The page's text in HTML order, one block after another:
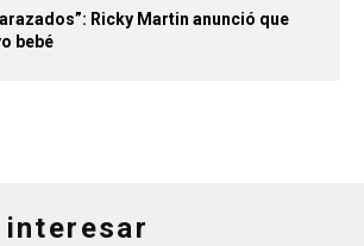
Ricky Martin anunció que
bebé
interesar